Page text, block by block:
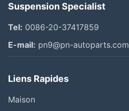
Suspension Specialist
Tel: 0086-20-37417859
E-mail: pn9@pn-autoparts.com
Liens Rapides
Maison